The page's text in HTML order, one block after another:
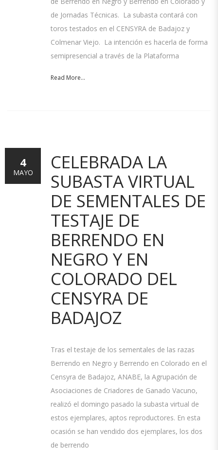
de Jornadas Técnicas. La subasta contará con
toros testados en el CENSYRA de Badajoz y
Colmenar Viejo. La intención es hacerla de forma
semipresencial a través de la Plataforma
Read More...
CELEBRADA LA
SUBASTA VIRTUAL
DE SEMENTALES DE
TESTAJE DE
BERRENDO EN
NEGRO Y EN
COLORADO DEL
CENSYRA DE
BADAJOZ
Tras el testaje de los sementales de las razas
Berrendo en Negro y Berrendo en Colorado en el
Censyra de Badajoz, ANABE, la Agrupación de
Asociaciones de Criadores de Ganado Vacuno,
realizó el domingo pasado la subasta virtual de
estos ejemplares, aptos reproductores. En esta
ocasión se han vendido dos ejemplares, los dos
de berrendo
4
MAYO